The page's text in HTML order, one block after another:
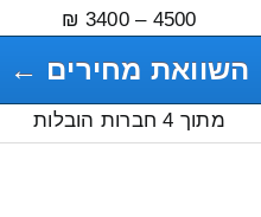
4500 – 3400 ₪
השוואת מחירים ←
מתוך 4 חברות הובלות